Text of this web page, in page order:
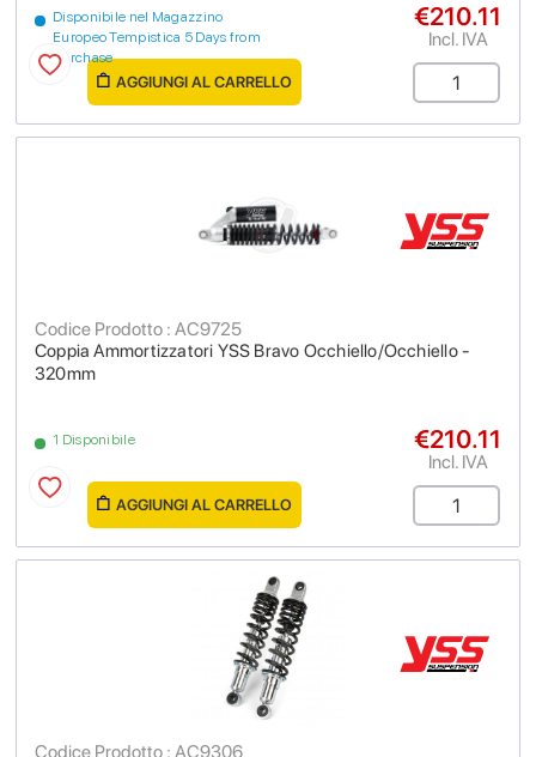
Disponibile nel Magazzino
Europeo Tempistica 5 Days from
purchase
€210.11
Incl. IVA
AGGIUNGI AL CARRELLO
Coppia Ammortizzatori YSS Bravo Occhiello/Occhiello -
320mm
Codice Prodotto : AC9725
1 Disponibile €210.11
Incl. IVA
AGGIUNGI AL CARRELLO
Codice Prodotto : AC9306